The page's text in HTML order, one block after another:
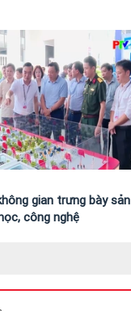
gian trưng bày sản
công nghệ